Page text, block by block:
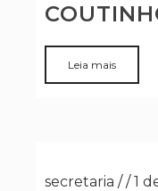
Leia mais
secretaria //1